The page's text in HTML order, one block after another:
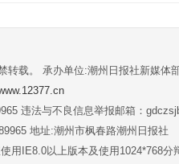
转载。 承办单位:潮州日报社新媒体
违法与不良信息举报邮箱：
地址:潮州市枫春路潮州日报社
用IE8.0以上版本及使用1024*768分